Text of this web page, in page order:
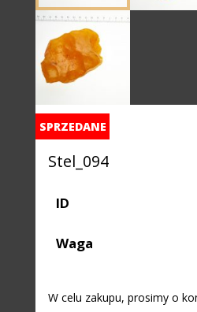
SPRZEDANE
Stel_094
ID
Waga
W celu zakupu, prosimy o